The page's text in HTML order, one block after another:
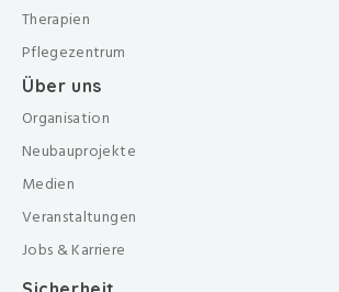
Therapien
Pflegezentrum
Über uns
Organisation
Neubauprojekte
Medien
Veranstaltungen
Jobs & Karriere